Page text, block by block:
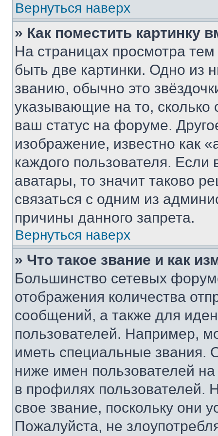
Вернуться наверх
» Как поместить картинку
На страницах просмотра
быть две картинки. Одно из
званию, обычно это
указывающие на то,
ваш статус на форуме.
изображение, известно как
каждого пользователя.
аватары, то значит таково
связаться с одним из
причины данного запрета.
Вернуться наверх
» Что такое звание и как
Большинство сетевых
отображения количества
сообщений, а также для
пользователей. Например,
иметь специальные звания.
ниже имен пользователей
в профилях
свое звание, поскольку они
Пожалуйста, не